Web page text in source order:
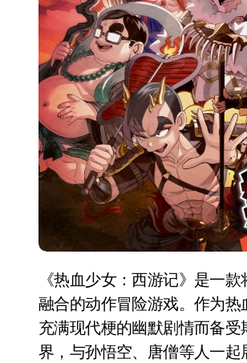
《热血少女：西游记》是一款将经典热血系列横版动作玩法与中国古典名著《西游记》元素巧妙
融合的动作冒险游戏。作为
充满现代梗的幽默剧情而备
界，与孙悟空、唐僧等人一起